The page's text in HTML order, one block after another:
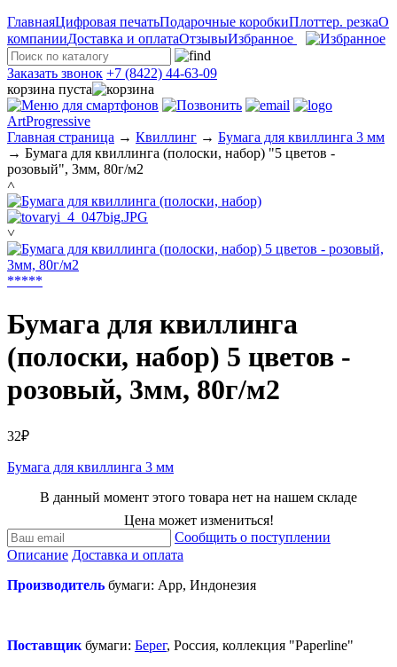
ГлавнаяЦифровая печатьПодарочные коробкиПлоттер. резкаО
компанииДоставка и оплатаОтзывыИзбранное
Заказать звонок +7 (8422) 44-63-09
корзина пуста
ArtProgressive
Главная страница → Квиллинг → Бумага для квиллинга 3 мм
→ Бумага для квиллинга (полоски, набор) "5 цветов -
розовый", 3мм, 80г/м2
˄
˅
*****
Бумага для квиллинга
(полоски, набор) 5 цветов -
розовый, 3мм, 80г/м2
32₽
Бумага для квиллинга 3 мм
В данный момент этого товара нет на нашем складе
Цена может измениться!
Сообщить о поступлении
Описание Доставка и оплата
Производитель бумаги: App, Индонезия
Поставщик бумаги: Берег, Россия, коллекция "Paperline"